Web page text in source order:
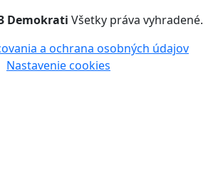
Demokrati Všetky práva vyhradené.
a ochrana osobných údajov
Nastavenie cookies